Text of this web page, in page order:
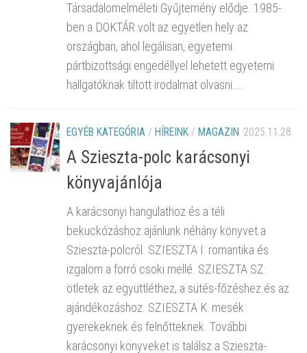
Társadalomelméleti Gyűjtemény elődje. 1985-
ben a DOKTÁR volt az egyetlen hely az
országban, ahol legálisan, egyetemi
pártbizottsági engedéllyel lehetett egyetemi
hallgatóknak tiltott irodalmat olvasni....
EGYÉB KATEGÓRIA / HÍREINK / MAGAZIN 2025.11.28.
A Szieszta-polc karácsonyi
könyvajánlója
A karácsonyi hangulathoz és a téli
bekuckózáshoz ajánlunk néhány könyvet a
Szieszta-polcról. SZIESZTA I: romantika és
izgalom a forró csoki mellé. SZIESZTA SZ:
ötletek az együttléthez, a sütés-főzéshez és az
ajándékozáshoz. SZIESZTA K: mesék
gyerekeknek és felnőtteknek. További
karácsonyi könyveket is találsz a Szieszta-